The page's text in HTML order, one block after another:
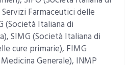
Farmaceutici delle
(Società Italiana di
SIMG (Società Italiana di
cure primarie), FIMG
Generale), INMP